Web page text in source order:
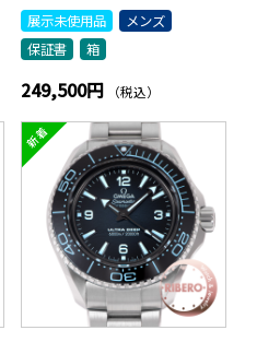
展示未使用品
メンズ
保証書
箱
249,500円 （税込）